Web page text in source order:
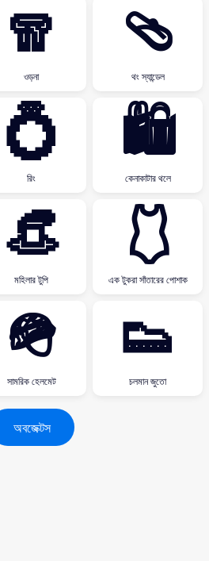
🧣
ওড়না
🩴
থং স্যান্ডেল
💍
রিং
🛍
কেনাকাটার থলে
👒
মহিলার টুপি
🩱
এক টুকরা সাঁতারের পোশাক
🪖
সামরিক হেলমেট
👟
চলমান জুতো
অবজেক্টস